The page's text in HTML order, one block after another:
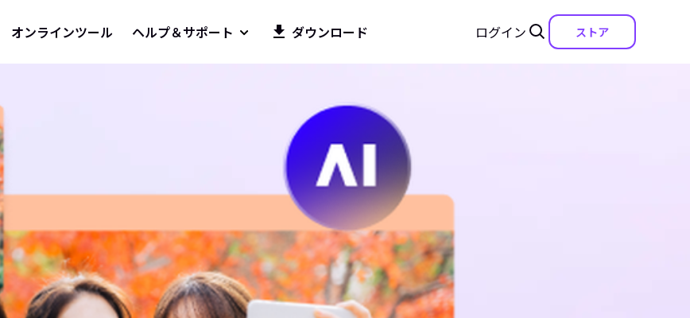
ログイン ストア
オンラインツール ヘルプ＆サポート ダウンロード